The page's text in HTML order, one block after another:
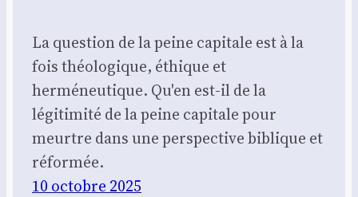
La question de la peine capitale est à la
fois théologique, éthique et
herméneutique. Qu'en est-il de la
légitimité de la peine capitale pour
meurtre dans une perspective biblique et
réformée.
10 octobre 2025